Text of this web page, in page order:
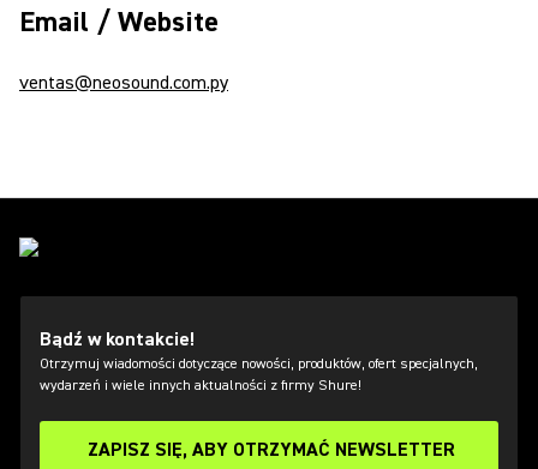
Email / Website
ventas@neosound.com.py
Bądź w kontakcie!
Otrzymuj wiadomości dotyczące nowości, produktów, ofert specjalnych,
wydarzeń i wiele innych aktualności z firmy Shure!
ZAPISZ SIĘ, ABY OTRZYMAĆ NEWSLETTER